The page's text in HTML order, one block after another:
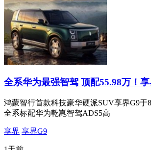
全系华为最强智驾 顶配55.98万！
鸿蒙智行首款科技豪华硬派SUV享界G9于
全系标配华为乾崑智驾ADS5高
享界 享界G9